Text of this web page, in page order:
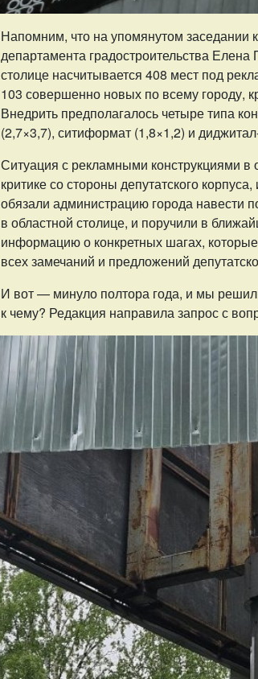
Напомним, что на упомянутом
департамента градостроительства
столице насчитывается 408 мест под
103 совершенно новых по всему городу,
Внедрить предполагалось четыре типа
(2,7×3,7), ситиформат (1,8×1,2) и
Ситуация с рекламными конструкциями в
критике со стороны депутатского
обязали администрацию города навести
в областной столице, и поручили в
информацию о конкретных шагах,
всех замечаний и предложений
И вот — минуло полтора года, и мы
к чему? Редакция направила запрос с